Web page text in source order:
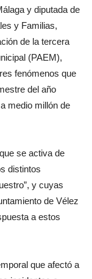
y diputada de
y Familias,
de la tercera
(PAEM),
fenómenos que
del año
medio millón de
se activa de
distintos
y cuyas
de Vélez
a estos
que afectó a